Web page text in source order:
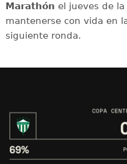
Marathón el jueves de
mantenerse con vida en
siguiente ronda.